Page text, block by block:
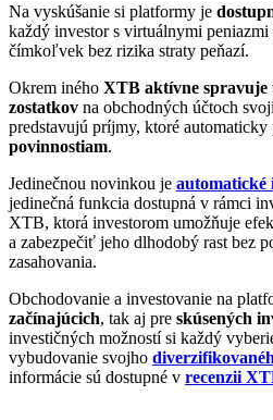
Na vyskúšanie si platformy je
každý investor s virtuálnymi
čímkoľvek bez rizika straty peňazí.
Okrem iného XTB aktívne spravuje
zostatkov na obchodných účtoch
predstavujú príjmy, ktoré automaticky
povinnostiam.
Jedinečnou novinkou je automatické
jedinečná funkcia dostupná v rámci
XTB, ktorá investorom umožňuje
a zabezpečiť jeho dlhodobý rast bez
zasahovania.
Obchodovanie a investovanie na
začínajúcich, tak aj pre skúsených
investičných možností si každý
vybudovanie svojho
informácie sú dostupné v recenzii